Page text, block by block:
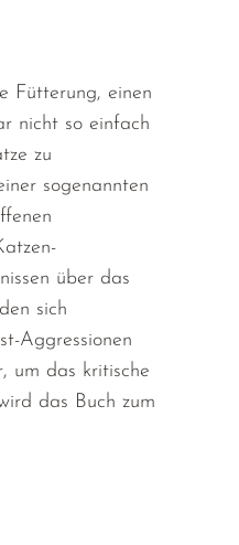
Fütterung, einen
nicht so einfach
zu
sogenannten
über das
sich
Aggressionen
um das kritische
das Buch zum